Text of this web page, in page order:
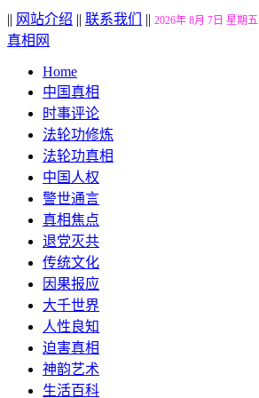
|| 网站介绍 || 联系我们 || 2026年 8月 7日 星期五
真相网
Home
中国真相
时事评论
法轮功修炼
法轮功真相
中国人权
警世通言
真相焦点
退党灭共
传统文化
因果报应
大千世界
人性良知
迫害真相
神韵艺术
生活百科